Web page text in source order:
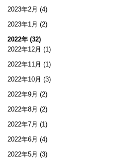
2023年2月 (4)
2023年1月 (2)
2022年 (32)
2022年12月 (1)
2022年11月 (1)
2022年10月 (3)
2022年9月 (2)
2022年8月 (2)
2022年7月 (1)
2022年6月 (4)
2022年5月 (3)